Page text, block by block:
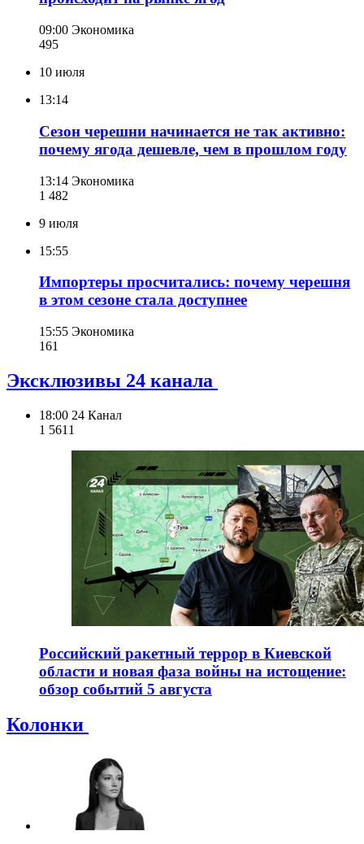
09:00 Экономика
495
10 июля
13:14
Сезон черешни начинается не так активно:
почему ягода дешевле, чем в прошлом году
13:14 Экономика
1 482
9 июля
15:55
Импортеры просчитались: почему черешня
в этом сезоне стала доступнее
15:55 Экономика
161
Эксклюзивы 24 канала
18:00 24 Канал
1 561 1
Российский ракетный террор в Киевской
области и новая фаза войны на истощение:
обзор событий 5 августа
Колонки